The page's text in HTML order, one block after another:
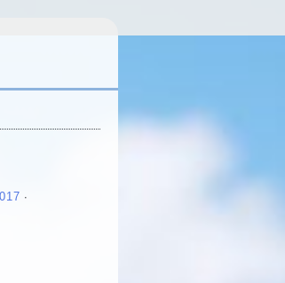
∙